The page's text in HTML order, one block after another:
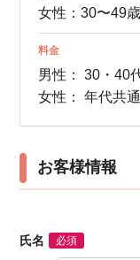
女性：30〜49
料金
男性： 30・40
女性：
年代共
お客様情報
氏名 必須